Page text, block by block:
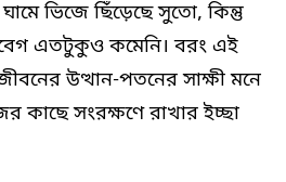
ভিজে ছিঁড়েছে সুতো, কিন্তু
এতটুকুও কমেনি। বরং এই
উত্থান-পতনের সাক্ষী মনে
সংরক্ষণে রাখার ইচ্ছা